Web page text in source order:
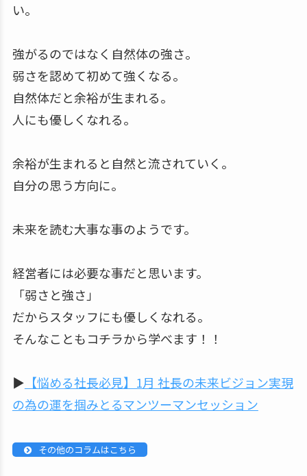
い。
強がるのではなく自然体の強さ。
弱さを認めて初めて強くなる。
自然体だと余裕が生まれる。
人にも優しくなれる。
余裕が生まれると自然と流されていく。
自分の思う方向に。
未来を読む大事な事のようです。
経営者には必要な事だと思います。
「弱さと強さ」
だからスタッフにも優しくなれる。
そんなこともコチラから学べます！！
▶ 【悩める社長必見】1月 社長の未来ビジョン実現
の為の運を掴みとるマンツーマンセッション
その他のコラムはこちら